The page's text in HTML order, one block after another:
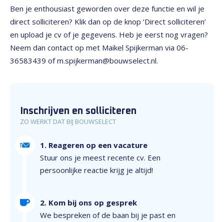
Ben je enthousiast geworden over deze functie en wil je
direct solliciteren? Klik dan op de knop ‘Direct solliciteren’
en upload je cv of je gegevens. Heb je eerst nog vragen?
Neem dan contact op met Maikel Spijkerman via 06-
36583439 of m.spijkerman@bouwselect.nl.
Inschrijven en solliciteren
ZO WERKT DAT BIJ BOUWSELECT
1. Reageren op een vacature
Stuur ons je meest recente cv. Een
persoonlijke reactie krijg je altijd!
2. Kom bij ons op gesprek
We bespreken of de baan bij je past en